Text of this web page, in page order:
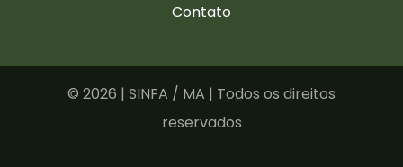
Contato
© 2026 | SINFA / MA | Todos os direitos
reservados